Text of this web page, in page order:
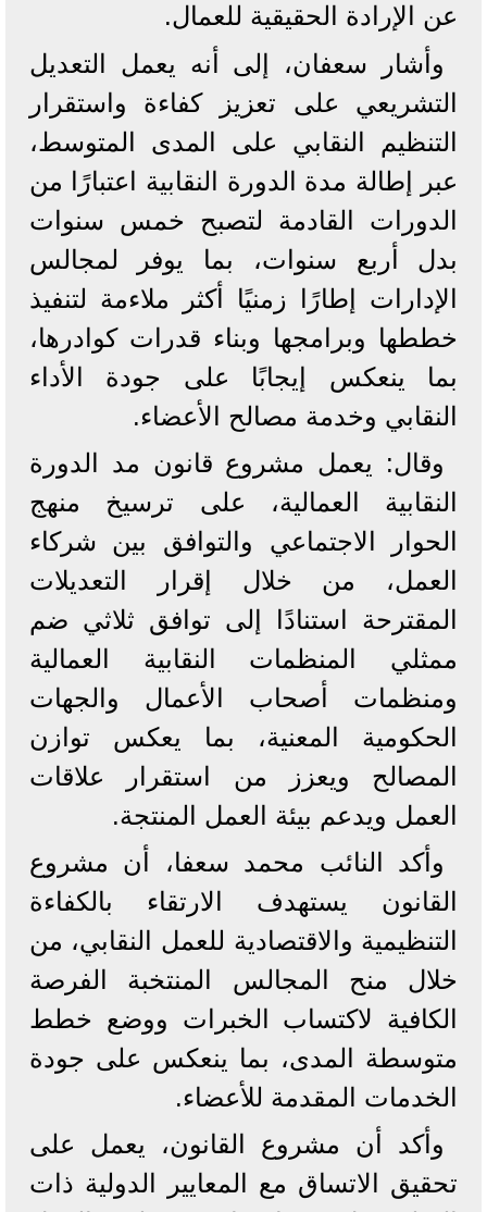
عن الإرادة الحقيقية للعمال.
وأشار سعفان، إلى أنه يعمل التعديل
التشريعي على تعزيز كفاءة واستقرار
التنظيم النقابي على المدى المتوسط،
عبر إطالة مدة الدورة النقابية اعتبارًا من
الدورات القادمة لتصبح خمس سنوات
بدل أربع سنوات، بما يوفر لمجالس
الإدارات إطارًا زمنيًا أكثر ملاءمة لتنفيذ
خططها وبرامجها وبناء قدرات كوادرها،
بما ينعكس إيجابًا على جودة الأداء
النقابي وخدمة مصالح الأعضاء.
وقال: يعمل مشروع قانون مد الدورة
النقابية العمالية، على ترسيخ منهج
الحوار الاجتماعي والتوافق بين شركاء
العمل، من خلال إقرار التعديلات
المقترحة استنادًا إلى توافق ثلاثي ضم
ممثلي المنظمات النقابية العمالية
ومنظمات أصحاب الأعمال والجهات
الحكومية المعنية، بما يعكس توازن
المصالح ويعزز من استقرار علاقات
العمل ويدعم بيئة العمل المنتجة.
وأكد النائب محمد سعفا، أن مشروع
القانون يستهدف الارتقاء بالكفاءة
التنظيمية والاقتصادية للعمل النقابي، من
خلال منح المجالس المنتخبة الفرصة
الكافية لاكتساب الخبرات ووضع خطط
متوسطة المدى، بما ينعكس على جودة
الخدمات المقدمة للأعضاء.
وأكد أن مشروع القانون، يعمل على
تحقيق الاتساق مع المعايير الدولية ذات